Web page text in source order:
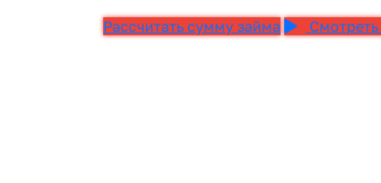
Рассчитать сумму займа